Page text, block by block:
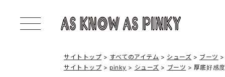
サイトトップ すべてのアイテム シューズ
ブーツ
サイトトップ
pinky シューズ ブーツ 厚底好感